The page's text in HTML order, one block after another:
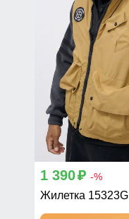
1 390p -%
Жилетка 15323G